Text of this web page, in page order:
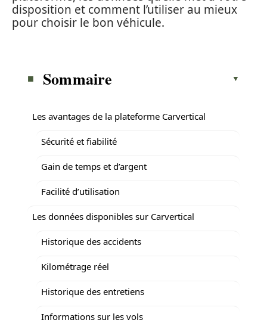
disposition et comment l’utiliser au mieux
pour choisir le bon véhicule.
Sommaire
Les avantages de la plateforme Carvertical
Sécurité et fiabilité
Gain de temps et d’argent
Facilité d’utilisation
Les données disponibles sur Carvertical
Historique des accidents
Kilométrage réel
Historique des entretiens
Informations sur les vols